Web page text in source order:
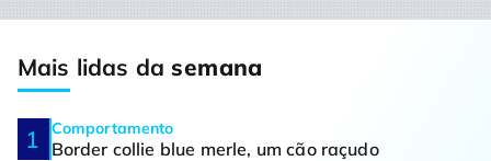
Mais lidas dasemana
Comportamento
Border collie blue merle, um cão raçudo